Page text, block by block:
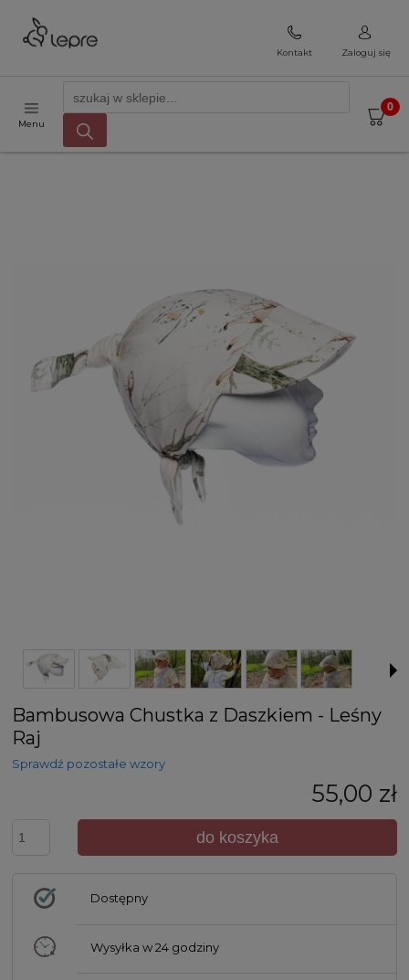
Kontakt Zaloguj się
Menu
Bambusowa Chustka z Daszkiem - Leśny
Raj
Sprawdź pozostałe wzory
55,00 zł
do koszyka
Dostępny
Wysyłka w24 godziny